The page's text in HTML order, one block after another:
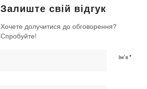
Залиште свій відгук
Хочете долучитися до обговорення?
Спробуйте!
Ім'я *